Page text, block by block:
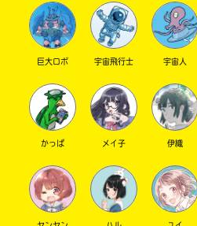
巨大ロボ 宇宙飛行士 宇宙人
かっぱ メイ子 伊織